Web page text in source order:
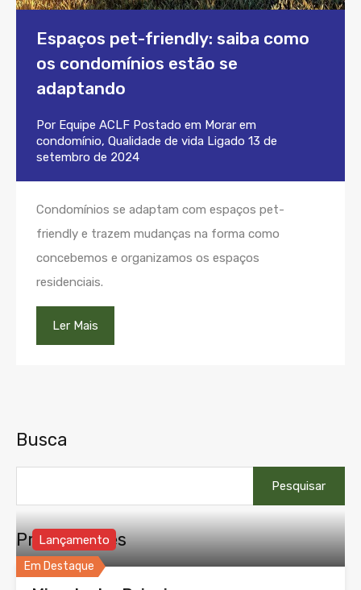
Espaços pet-friendly: saiba como
os condomínios estão se
adaptando
Por Equipe ACLF Postado em Morar em
condomínio, Qualidade de vida Ligado 13 de
setembro de 2024
Condomínios se adaptam com espaços pet-
friendly e trazem mudanças na forma como
concebemos e organizamos os espaços
residenciais.
Ler Mais
Busca
por:
Propriedades
Em Destaque
Lançamento